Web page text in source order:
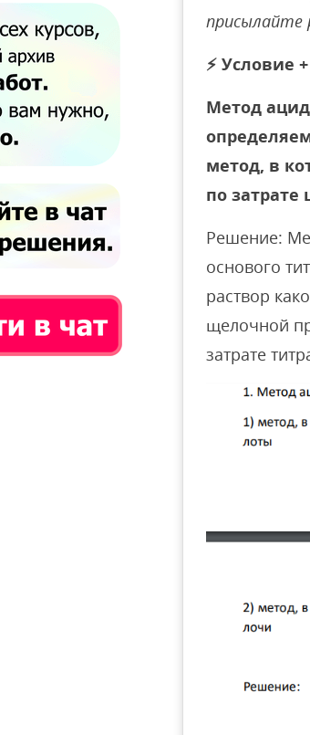
присылайте
⚡ Условие
Метод
метод, в
по
Решение:
основого
раствор
щелочной
затрате